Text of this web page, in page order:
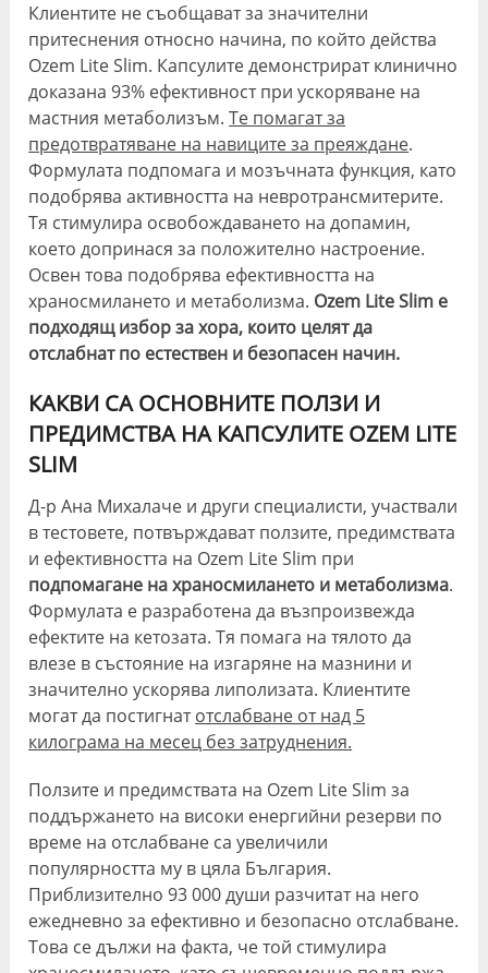
Клиентите не съобщават за значителни
притеснения относно начина, по който действа
Ozem Lite Slim. Капсулите демонстрират клинично
доказана 93% ефективност при ускоряване на
мастния метаболизъм.Те помагат за
предотвратяване на навиците за преяждане.
Формулата подпомага и мозъчната функция, като
подобрява активността на невротрансмитерите.
Тя стимулира освобождаването на допамин,
което допринася за положително настроение.
Освен това подобрява ефективността на
храносмилането и метаболизма. Ozem Lite Slim е
подходящ избор за хора, които целят да
отслабнат по естествен и безопасен начин.
КАКВИ СА ОСНОВНИТЕ ПОЛЗИ И
ПРЕДИМСТВА НА КАПСУЛИТЕ OZEM LITE
SLIM
Д-р Ана Михалаче и други специалисти, участвали
в тестовете, потвърждават ползите, предимствата
и ефективността на Ozem Lite Slim при
подпомагане на храносмилането и метаболизма.
Формулата е разработена да възпроизвежда
ефектите на кетозата. Тя помага на тялото да
влезе в състояние на изгаряне на мазнини и
значително ускорява липолизата. Клиентите
могат да постигнатотслабване от над 5
килограма на месец без затруднения.
Ползите и предимствата на Ozem Lite Slim за
поддържането на високи енергийни резерви по
време на отслабване са увеличили
популярността му в цяла България.
Приблизително 93 000 души разчитат на него
ежедневно за ефективно и безопасно отслабване.
Това се дължи на факта, че той стимулира